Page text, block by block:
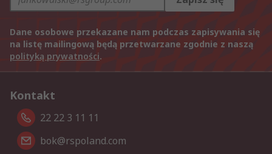
Dane osobowe przekazane nam podczas zapisywania się
na listę mailingową będą przetwarzane zgodnie z naszą
polityką prywatności.
Kontakt
22 22 3 11 11
bok@rspoland.com